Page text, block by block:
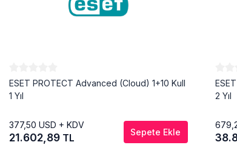
ESET PROTECT Advanced (Cloud) 1+10 Kull
1 Yıl
377,50 USD + KDV
21.602,89 TL Sepete Ekle
2 Yıl